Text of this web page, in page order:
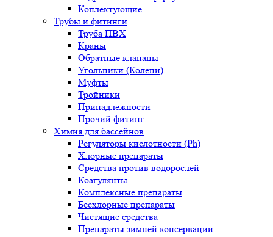
Коплектующие
Трубы и фитинги
Труба ПВХ
Краны
Обратные клапаны
Угольники (Колени)
Муфты
Тройники
Принадлежности
Прочий фитинг
Химия для бассейнов
Регуляторы кислотности (Ph)
Хлорные препараты
Средства против водорослей
Коагулянты
Комплексные препараты
Бесхлорные препараты
Чистящие средства
Препараты зимней консервации